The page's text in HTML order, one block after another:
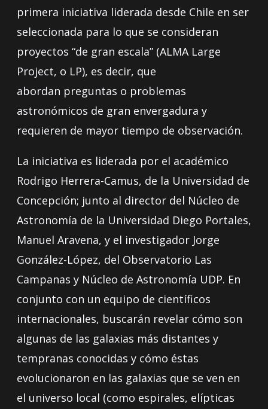
primera iniciativa liderada desde Chile en ser
seleccionada para lo que se consideran
proyectos “de gran escala” (ALMA Large
Project, o LP), es decir, que
abordan preguntas o problemas
astronómicos de gran envergadura y
requieren de mayor tiempo de observación.
La iniciativa es liderada por el académico
Rodrigo Herrera-Camus, de la Universidad de
Concepción; junto al director del Núcleo de
Astronomía de la Universidad Diego Portales,
Manuel Aravena, y el investigador Jorge
González-López, del Observatorio Las
Campanas y Núcleo de Astronomía UDP. En
conjunto con un equipo de científicos
internacionales, buscarán revelar cómo son
algunas de las galaxias más distantes y
tempranas conocidas y cómo éstas
evolucionaron en las galaxias que se ven en
el universo local (como espirales, elípticas